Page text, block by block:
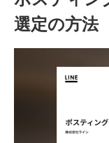
選定の方法